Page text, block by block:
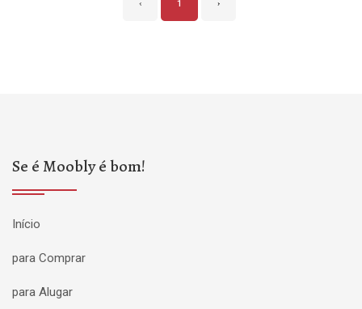
‹ 1 ›
Se é Moobly é bom!
Início
para Comprar
para Alugar